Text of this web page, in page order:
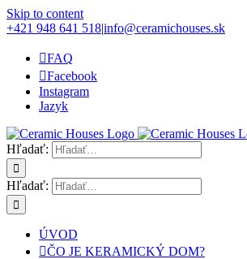
Skip to content
+421 948 641 518|info@ceramichouses.sk
FAQ
Facebook
Instagram
Jazyk
Hľadať:
Hľadať:
ÚVOD
ČO JE KERAMICKÝ DOM?